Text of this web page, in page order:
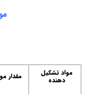
مواد تشکیل
دهنده مقدار